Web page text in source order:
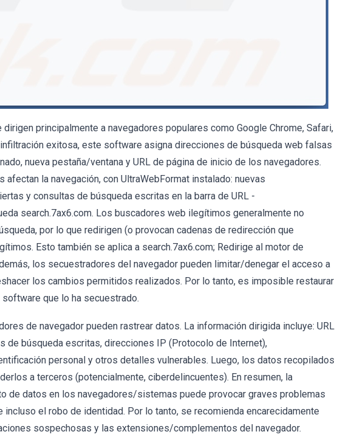
principalmente a navegadores populares como Google Chrome, Safari,
exitosa, este software asigna direcciones de búsqueda web falsas
nueva pestaña/ventana y URL de página de inicio de los navegadores.
la navegación, con UltraWebFormat instalado: nuevas
y consultas de búsqueda escritas en la barra de URL -
search.7ax6.com. Los buscadores web ilegítimos generalmente no
por lo que redirigen (o provocan cadenas de redirección que
Esto también se aplica a search.7ax6.com; Redirige al motor de
los secuestradores del navegador pueden limitar/denegar el acceso a
los cambios permitidos realizados. Por lo tanto, es imposible restaurar
que lo ha secuestrado.
de navegador pueden rastrear datos. La información dirigida incluye: URL
de búsqueda escritas, direcciones IP (Protocolo de Internet),
personal y otros detalles vulnerables. Luego, los datos recopilados
a terceros (potencialmente, ciberdelincuentes). En resumen, la
de datos en los navegadores/sistemas puede provocar graves problemas
el robo de identidad. Por lo tanto, se recomienda encarecidamente
sospechosas y las extensiones/complementos del navegador.